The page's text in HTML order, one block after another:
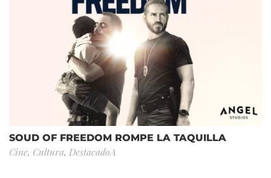
SOUD OF FREEDOM ROMPE LA TAQUILLA
Cine, Cultura, DestacadoA